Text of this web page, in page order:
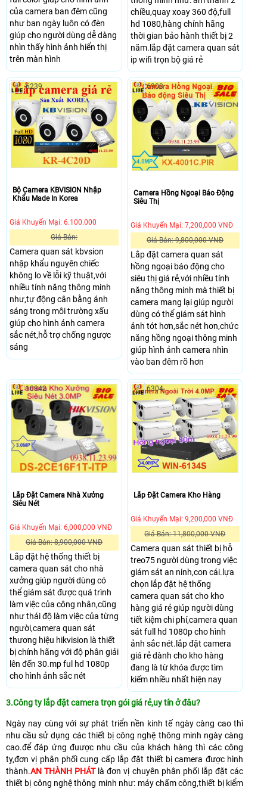
của camera ban đêm cũng
như ban ngày luôn có đèn
giúp cho người dùng dễ dàng
nhìn thấy hình ảnh hiển thị
trên màn hình
chiều,quay xoay 360 độ,full
hd 1080,hàng chính hãng
thời gian bảo hành thiết bị 2
năm.lắp đặt camera quan sát
ip wifi trọn bộ giá rẻ
Bộ Camera KBVISION Nhập
Khẩu Made In Korea
Giá Khuyến Mại: 6.100.000
Giá Bán:
Camera quan sát kbvsion
nhập khẩu nguyên chiếc
không lo về lỗi kỹ thuật,với
nhiều tính năng thông minh
như,tự động cân bằng ánh
sáng trong môi trường xấu
giúp cho hình ảnh camera
sắc nét,hỗ trợ chống ngược
sáng
6239
Camera Hồng Ngoại Báo Động
Siêu Thị
Giá Khuyến Mại: 7,200,000 VNĐ
Giá Bán: 9,800,000 VNĐ
Lắp đặt camera quan sát
hồng ngoại báo động cho
siêu thị giá rẻ,với nhiều tính
năng thông minh mà thiết bị
camera mang lại giúp người
dùng có thể giám sát hình
ảnh tót hơn,sắc nét hơn,chức
năng hồng ngoại thông minh
giúp hình ảnh camera nhìn
vào ban đêm rõ hơn
6903
Lắp Đặt Camera Nhà Xưởng
Siêu Nét
Giá Khuyến Mại: 6,000,000 VNĐ
Giá Bán: 8,900,000 VNĐ
Lắp đặt hệ thống thiết bị
camera quan sát cho nhà
xưởng giúp người dùng có
thể giám sát được quá trình
làm việc của công nhân,cũng
như thái độ làm việc của từng
người,camera quan sát
thương hiệu hikvision là thiết
bị chính hãng với độ phân giải
lên đến 30.mp ful hd 1080p
cho hình ảnh sắc nét
10842
Lắp Đặt Camera Kho Hàng
Giá Khuyến Mại: 9,200,000 VNĐ
Giá Bán: 11,800,000 VNĐ
Camera quan sát thiết bị hỗ
treo75 người dùng trong việc
giám sát an ninh,con cái.lựa
chọn lắp đặt hệ thống
camera quan sát cho kho
hàng giá rẻ giúp người dùng
tiết kiệm chi phí,camera quan
sát full hd 1080p cho hình
ảnh sắc nét.lắp đặt camera
giá rẻ dành cho kho hàng
đang là từ khóa được tìm
kiếm nhiều nhất hiện nay
6304
3.Công ty lắp đặt camera trọn gói giá rẻ,uy tín ở đâu?
Ngày nay cùng với sự phát triển nền kinh tế ngày càng cao thì
nhu cầu sử dụng các thiết bị công nghệ thông minh ngày càng
cao.để đáp ứng đuược nhu cầu của khách hàng thì các công
ty,đơn vị phân phối cung cấp lắp đặt thiết bị camera được hình
thành.AN THÀNH PHÁTlà đơn vị chuyên phân phối lắp đặt các
thiết bị công nghệ thông minh như: máy chấm công,thiết bị kiểm